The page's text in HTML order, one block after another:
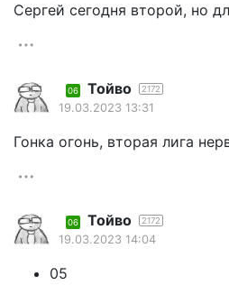
Сергей сегодня второй, но
06 Тойво 2172
19.03.2023 13:31
Гонка огонь, вторая лига
06 Тойво 2172
19.03.2023 14:04
05